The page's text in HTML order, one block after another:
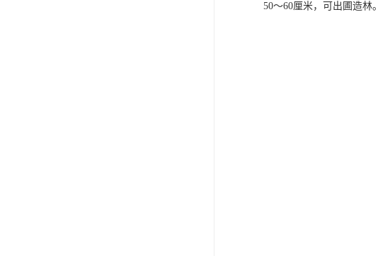
50～60厘米，可出圃造林。